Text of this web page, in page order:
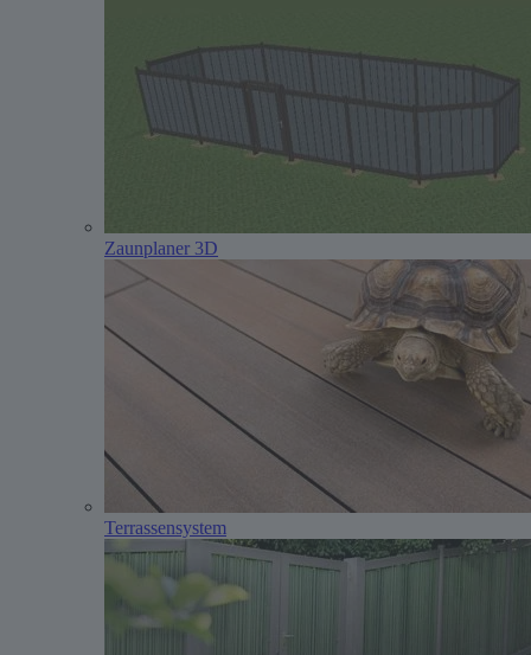
Zaunplaner 3D
Terrassensystem